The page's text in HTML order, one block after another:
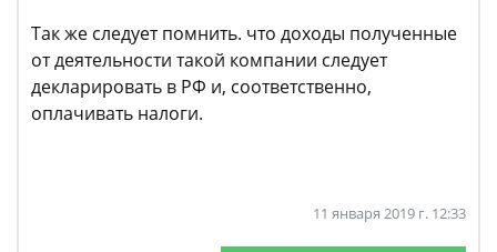
Так же следует помнить. что доходы полученные
от деятельности такой компании следует
декларировать в РФ и, соответственно,
оплачивать налоги.
11 января 2019 г. 12:33